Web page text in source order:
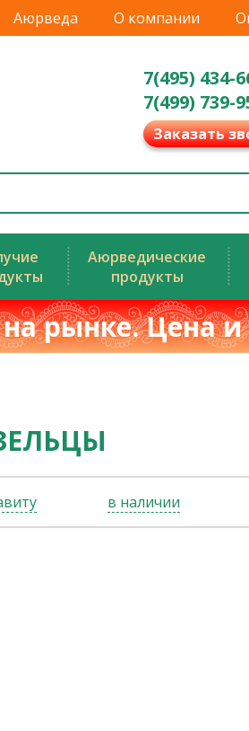
Аюрведа О компании
7(495) 434-
7(499) 739-
Заказать
Аюрведические
продукты
рынке. Цена
в наличии